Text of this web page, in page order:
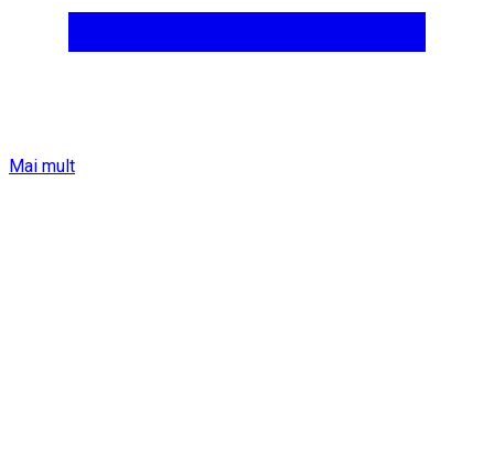
Mai mult